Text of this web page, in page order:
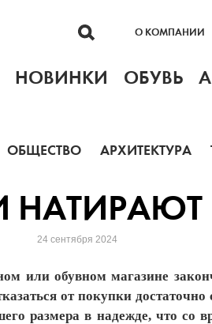
О КОМПАНИИ
НОВИНКИ ОБУВЬ
ОБЩЕСТВО АРХИТЕКТУРА
24 сентября 2024
или обувном магазине
от покупки
размера в надежде, что со